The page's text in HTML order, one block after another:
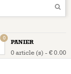
PANIER
0 article (s) - € 0.00
0